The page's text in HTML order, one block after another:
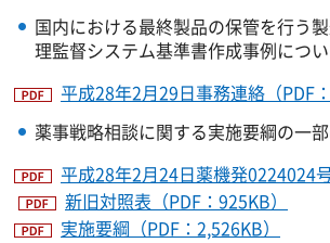
国内における最終製品の保管を行う
理監督システム基準書作成事例につ
平成28年2月29日事務連絡（PDF：
薬事戦略相談に関する実施要綱の一
平成28年2月24日薬機発0224024
新旧対照表（PDF：925KB）
実施要綱（PDF：2,526KB）